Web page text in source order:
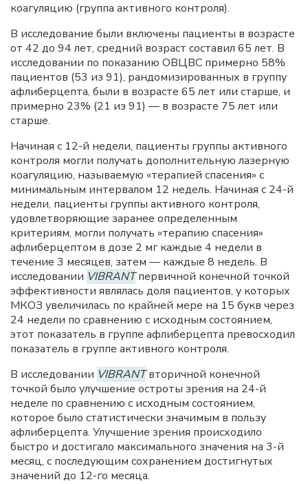
коагуляцию (группа активного контроля).
В исследование были включены пациенты в возрасте
от 42 до 94 лет, средний возраст составил 65 лет. В
исследовании по показанию ОВЦВС примерно 58%
пациентов (53 из 91), рандомизированных в группу
афлиберцепта, были в возрасте 65 лет или старше, и
примерно 23% (21 из 91) — в возрасте 75 лет или
старше.
Начиная с 12-й недели, пациенты группы активного
контроля могли получать дополнительную лазерную
коагуляцию, называемую «терапией спасения» с
минимальным интервалом 12 недель. Начиная с 24-й
недели, пациенты группы активного контроля,
удовлетворяющие заранее определенным
критериям, могли получать «терапию спасения»
афлиберцептом в дозе 2 мг каждые 4 недели в
течение 3 месяцев, затем — каждые 8 недель. В
исследовании VIBRANTпервичной конечной точкой
эффективности являлась доля пациентов, у которых
МКОЗ увеличилась по крайней мере на 15 букв через
24 недели по сравнению с исходным состоянием,
этот показатель в группе афлиберцепта превосходил
показатель в группе активного контроля.
В исследовании VIBRANTвторичной конечной
точкой было улучшение остроты зрения на 24-й
неделе по сравнению с исходным состоянием,
которое было статистически значимым в пользу
афлиберцепта. Улучшение зрения происходило
быстро и достигало максимального значения на 3-й
месяц, с последующим сохранением достигнутых
значений до 12-го месяца.